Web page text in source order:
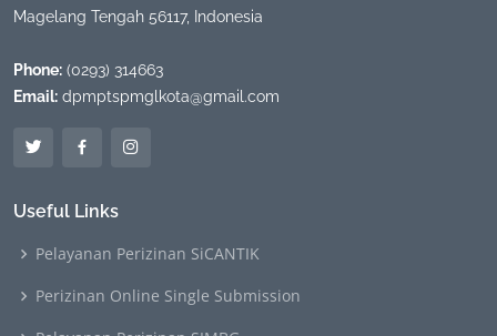
Magelang Tengah 56117, Indonesia
Phone: (0293) 314663
Email: dpmptspmglkota@gmail.com
Useful Links
Pelayanan Perizinan SiCANTIK
Perizinan Online Single Submission